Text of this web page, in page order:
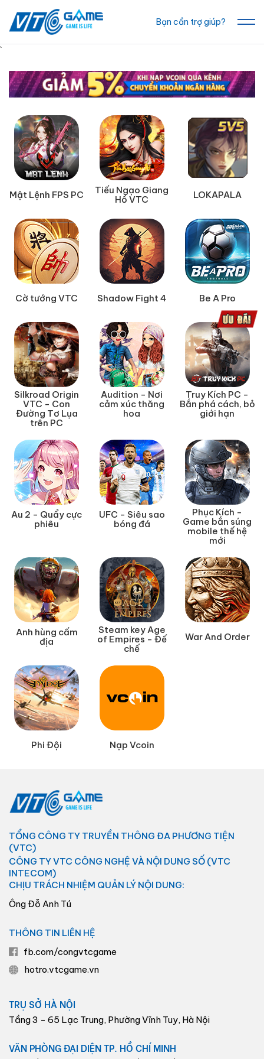
Bạn cần trợ giúp?
`
Mật Lệnh FPS PC
Tiếu Ngạo Giang
Hồ VTC
LOKAPALA
Cờ tướng VTC Shadow Fight 4 Be A Pro
Silkroad Origin
VTC - Con
Đường Tơ Lụa
trên PC
Audition - Nơi
cảm xúc thăng
hoa
Truy Kích PC -
Bắn phá cách, bỏ
giới hạn
Au 2 - Quẩy cực
phiêu
UFC - Siêu sao
bóng đá
Phục Kích -
Game bắn súng
mobile thế hệ
mới
Anh hùng cấm
địa
Steam key Age
of Empires - Đế
chế
War And Order
Phi Đội Nạp Vcoin
TỔNG CÔNG TY TRUYỀN THÔNG ĐA PHƯƠNG TIỆN
(VTC)
CÔNG TY VTC CÔNG NGHỆ VÀ NỘI DUNG SỐ (VTC
INTECOM)
CHỊU TRÁCH NHIỆM QUẢN LÝ NỘI DUNG:
Ông Đỗ Anh Tú
THÔNG TIN LIÊN HỆ
fb.com/congvtcgame
hotro.vtcgame.vn
TRỤ SỞ HÀ NỘI
Tầng 3 - 65 Lạc Trung, Phường Vĩnh Tuy, Hà Nội
VĂN PHÒNG ĐẠI DIỆN TP. HỒ CHÍ MINH